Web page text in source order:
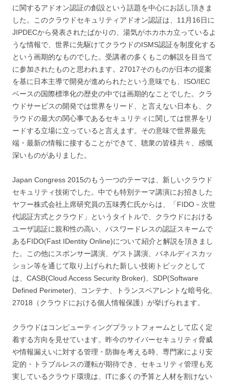
に関するアドオン認証の創設という話題を中心にお話し頂きま
した。このクラウドセキュリティアドオン認証は、11月16日に
JIPDECから発表されたばかりの、湯気がホカホカ立っているよ
うな情報で、世界に先駆けてクラウドのISMS認証を制度化する
という画期的なものでした。受講者の多くもこの解説を目当て
に参加されたものと思われます。27017そのものが日本の提案
を基に日本主導で開発が進められたという意味でも、ISO/IEC
ベースの国際標準化の歴史の中では画期的なことでした。クラ
ウドサービスの開発では世界をリード、と言えない日本も、ク
ラウドの最大の関心事であるセキュリティに関しては世界をリ
ードする立場に立っていると言えます。その意味で世界最先
端・最新の情報に接することができて、聴衆の皆様共々、感慨
深いものがありました。
Japan Congress 2015のもう一つのテーマは、新しいクラウド
セキュリティ技術でした。中でも特別テーマ講演にお招きした
ヤフー株式会社上席研究員の五味秀仁氏からは、「FIDO－次世
代認証方式とクラウド」というタイトルで、クラウドにおける
ユーザ認証に親和性の高い、パスワードレスの認証スキームで
あるFIDO(Fast IDentity Online)について紹介と解説を頂きまし
た。この他にスポンサー講演、ゲスト講演、パネルディスカッ
ション等を通じて取り上げられた新しい技術トピックとして
は、CASB(Cloud Access Security Broker)、SDP(Software
Defined Perimeter)、コンテナ、トランスペアレントな暗号化、
27018（クラウドにおける個人情報保護）が挙げられます。
クラウドはコンピューティングプラットフォームとして広く定
着する方向を見せています。昨今のサイバーセキュリティ脅威
や情報漏えいに対する管理・防御を考える時、専門家により安
定的・トラブルレスの運転が期待でき、セキュリティ管理も充
実しているクラウド環境は、ITに多くの予算と人材を割けない